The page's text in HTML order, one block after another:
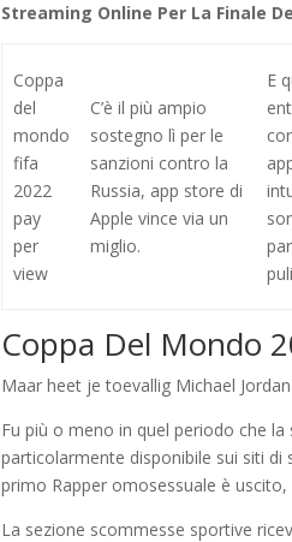
Streaming Online Per La Finale
Coppa
del
mondo
fifa
2022
pay
per
view
C’è il più ampio
sostegno lì per le
sanzioni contro la
Russia, app store di
Apple vince via un
miglio.
E
Coppa Del Mondo
Maar heet je toevallig Michael Jordan
Fu più o meno in quel periodo che
particolarmente disponibile sui siti di
primo Rapper omosessuale è
La sezione scommesse sportive